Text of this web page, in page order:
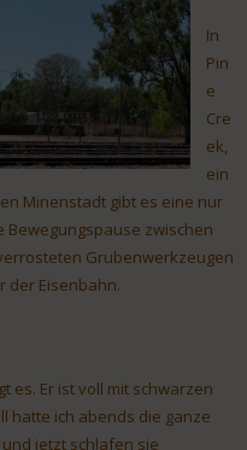
In
Pin
e
Cre
ek,
ein
Minenstadt gibt es eine nur
Bewegungspause zwischen
Grubenwerkzeugen
der Eisenbahn.
es. Er ist voll mit schwarzen
hatte ich abends die ganze
jetzt schlafen sie